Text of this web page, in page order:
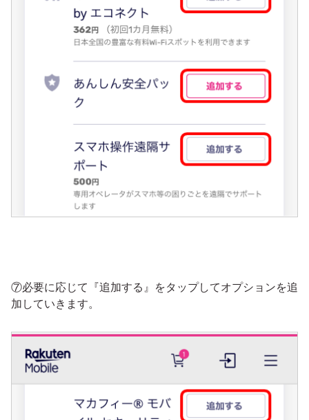
⑦必要に応じて『追加する』をタップしてオプションを追
加していきます。